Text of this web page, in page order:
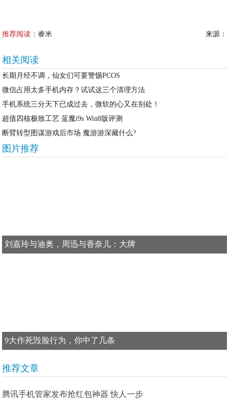
推荐阅读：睿米 来源：
相关阅读
长期月经不调，仙女们可要警惕PCOS
微信占用太多手机内存？试试这三个清理方法
手机系统三分天下已成过去，微软的心又在别处！
超值四核极致工艺 蓝魔i9s Win8版评测
断臂转型图谋游戏后市场 魔游游深藏什么?
图片推荐
刘嘉玲与迪奥，周迅与香奈儿：大牌
9大作死毁脸行为，你中了几条
推荐文章
腾讯手机管家发布抢红包神器 快人一步